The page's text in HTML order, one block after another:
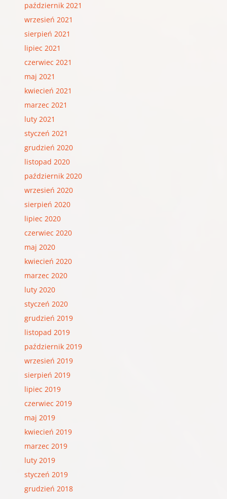
październik 2021
wrzesień 2021
sierpień 2021
lipiec 2021
czerwiec 2021
maj 2021
kwiecień 2021
marzec 2021
luty 2021
styczeń 2021
grudzień 2020
listopad 2020
październik 2020
wrzesień 2020
sierpień 2020
lipiec 2020
czerwiec 2020
maj 2020
kwiecień 2020
marzec 2020
luty 2020
styczeń 2020
grudzień 2019
listopad 2019
październik 2019
wrzesień 2019
sierpień 2019
lipiec 2019
czerwiec 2019
maj 2019
kwiecień 2019
marzec 2019
luty 2019
styczeń 2019
grudzień 2018